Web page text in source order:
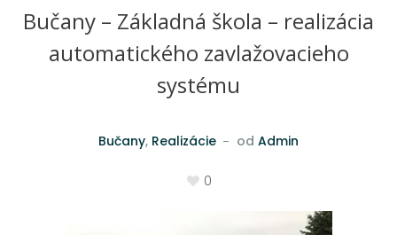
Bučany – Základná škola – realizácia
automatického zavlažovacieho
systému
Bučany, Realizácie od Admin
0